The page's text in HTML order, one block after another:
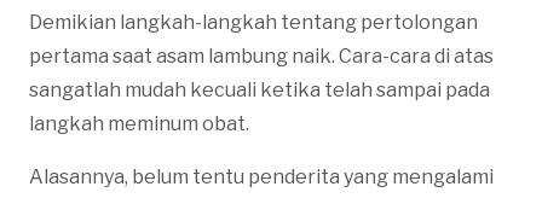
Demikian langkah-langkah tentang pertolongan
pertama saat asam lambung naik. Cara-cara di atas
sangatlah mudah kecuali ketika telah sampai pada
langkah meminum obat.
Alasannya, belum tentu penderita yang mengalami